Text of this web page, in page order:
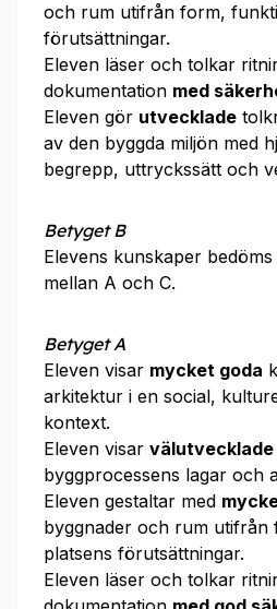
och rum utifrån form,
förutsättningar.
Eleven läser och tolkar
dokumentation med
Eleven gör utvecklade
av den byggda miljön med
begrepp, uttryckssätt och
Betyget B
Elevens kunskaper
mellan A och C.
Betyget A
Eleven visar mycket goda
arkitektur i en social,
kontext.
Eleven visar välutvecklade
byggprocessens lagar och
Eleven gestaltar med
byggnader och rum
platsens förutsättningar.
Eleven läser och tolkar